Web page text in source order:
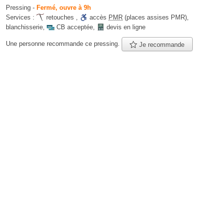
Pressing - Fermé, ouvre à 9h
Services :
retouches , accès PMR (places assises PMR),
blanchisserie, CB acceptée, devis en ligne
Une personne recommande ce pressing. Je recommande